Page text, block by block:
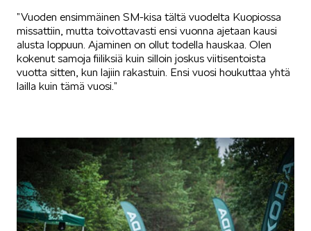
”Vuoden ensimmäinen SM-kisa tältä vuodelta Kuopiossa
missattiin, mutta toivottavasti ensi vuonna ajetaan kausi
alusta loppuun. Ajaminen on ollut todella hauskaa. Olen
kokenut samoja fiiliksiä kuin silloin joskus viitisentoista
vuotta sitten, kun lajiin rakastuin. Ensi vuosi houkuttaa yhtä
lailla kuin tämä vuosi.”